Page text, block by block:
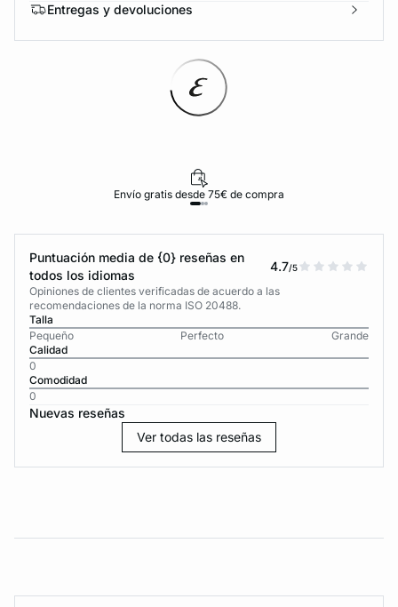
Entregas y devoluciones
Envío gratis desde 75€ de compra
Puntuación media de {0} reseñas en
todos los idiomas
4.7/5
Opiniones de clientes verificadas de acuerdo a las
recomendaciones de la norma ISO 20488.
Talla
Pequeño
Perfecto
Grande
Calidad
0
Comodidad
0
Nuevas reseñas
Ver todas las reseñas